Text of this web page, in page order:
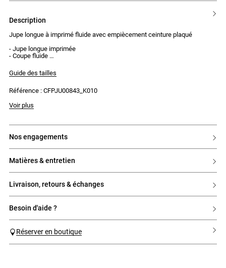
description
Jupe longue à imprimé fluide avec empiècement ceinture plaqué
- Jupe longue imprimée
- Coupe fluide
- Fronces sous la ceinture
- Fermeture zippée sur le côté
Guide des tailles
Référence : CFPJU00843_K010
Voir plus
nos engagements
matières & entretien
livraison, retours & échanges
besoin d'aide ?
Réserver en boutique